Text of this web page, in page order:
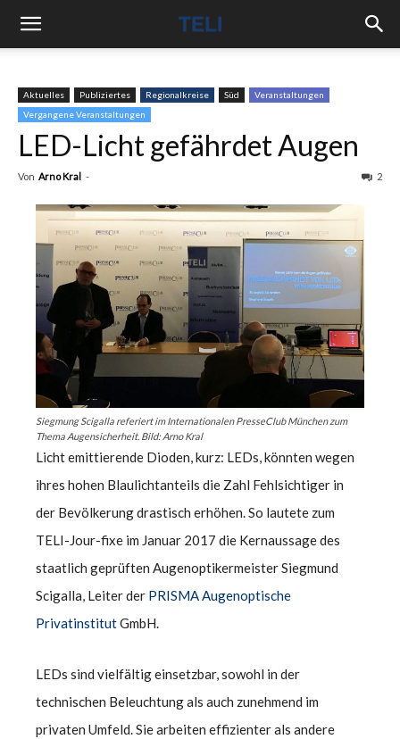
Aktuelles Publiziertes Regionalkreise Süd
Veranstaltungen
Vergangene Veranstaltungen
LED-Licht gefährdet Augen
Von Arno Kral - 2
Siegmung Scigalla referiert im Internationalen PresseClub München zum
Thema Augensicherheit. Bild: Arno Kral
Licht emittierende Dioden, kurz: LEDs, könnten wegen
ihres hohen Blaulichtanteils die Zahl Fehlsichtiger in
der Bevölkerung drastisch erhöhen. So lautete zum
TELI-Jour-fixe im Januar 2017 die Kernaussage des
staatlich geprüften Augenoptikermeister Siegmund
Scigalla, Leiter der PRISMA Augenoptische
PrivatinstitutGmbH.
LEDs sind vielfältig einsetzbar, sowohl in der
technischen Beleuchtung als auch zunehmend im
privaten Umfeld. Sie arbeiten effizienter als andere